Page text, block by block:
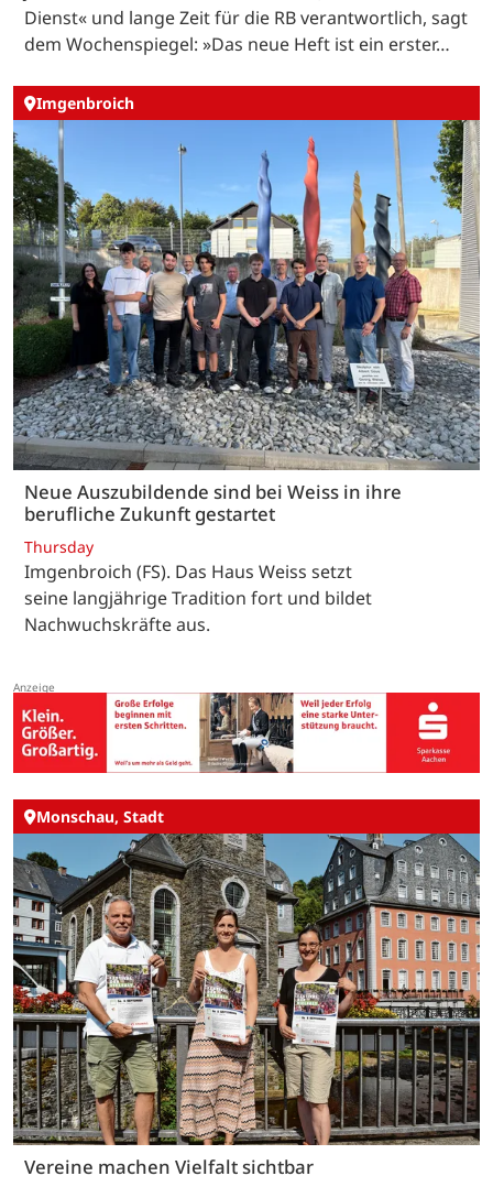
Dienst« und lange Zeit für die RB verantwortlich, sagt
dem Wochenspiegel: »Das neue Heft ist ein erster…
Imgenbroich
Neue Auszubildende sind bei Weiss in ihre
berufliche Zukunft gestartet
Thursday
Imgenbroich (FS). Das Haus Weiss setzt
seine langjährige Tradition fort und bildet
Nachwuchskräfte aus.
Monschau, Stadt
Vereine machen Vielfalt sichtbar